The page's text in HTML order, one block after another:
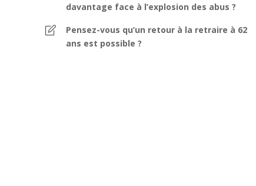
davantage face à l’explosion des abus ?
Pensez-vous qu’un retour à la retraire à 62
ans est possible ?